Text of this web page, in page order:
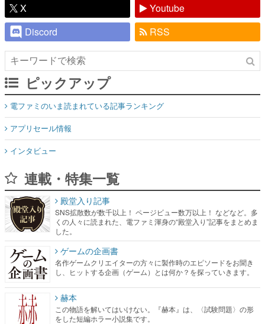
X
Youtube
Discord
RSS
ピックアップ
電ファミのいま読まれている記事ランキング
アプリセール情報
インタビュー
連載・特集一覧
殿堂入り記事
SNS拡散数が数千以上！ ページビュー数万以上！ などなど。多
くの人々に読まれた、電ファミ渾身の“殿堂入り”記事をまとめま
した。
ゲームの企画書
名作ゲームクリエイターの方々に製作時のエピソードをお聞き
し、ヒットする企画（ゲーム）とは何か？を探っていきます。
赫本
この物語を解いてはいけない。『赫本』は、〈試験問題〉の形
をした短編ホラー小説集です。